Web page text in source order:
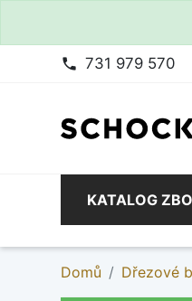
phone 731 979 570
KATALOG
Domů Dřezové